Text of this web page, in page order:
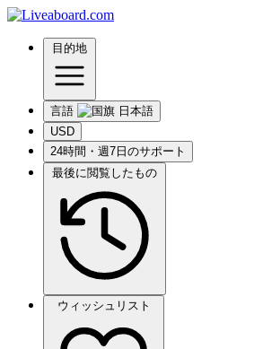
目的地
言語
USD
24時間・週7日のサポート
最後に閲覧したもの
ウィッシュリスト